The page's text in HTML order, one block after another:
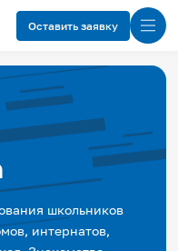
Оставить заявку
школьников
интернатов,